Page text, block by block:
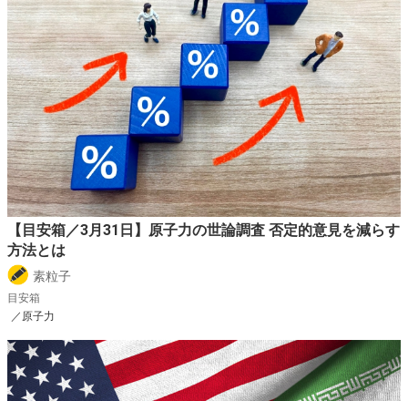
【目安箱／3月31日】原子力の世論調査 否定的意見を減らす
方法とは
素粒子
目安箱
／原子力